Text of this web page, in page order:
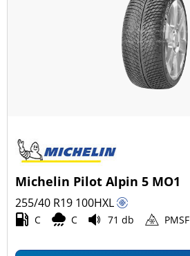
Michelin Pilot Alpin 5 MO1
255/40 R19 100HXL
C C 71 db PMSF